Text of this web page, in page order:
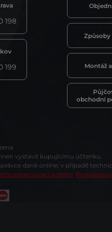
198
199 Montáž
obchodní
vystavit kupujícímu účtenku.
daně online; v případě
oznamovací systém Prohlášení